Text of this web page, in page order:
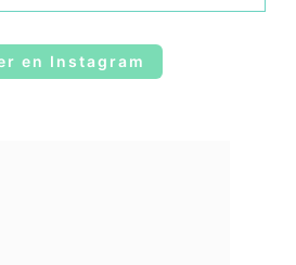
en Instagram